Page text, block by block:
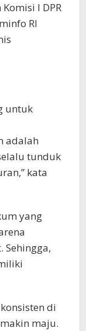
I DPR
RI
untuk
adalah
tunduk
kata
yang
di
maju.